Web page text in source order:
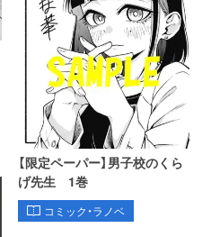
【限定ペーパー】男子校のくら
げ先生 1巻
コミック・ラノベ